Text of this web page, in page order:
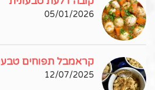
05/01/2026
קראמבל תפוחים
12/07/2025